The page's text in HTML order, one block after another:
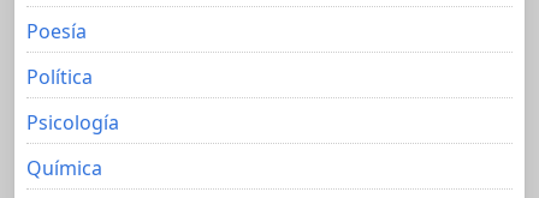
Poesía
Política
Psicología
Química